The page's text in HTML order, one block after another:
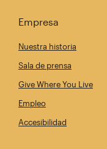
Empresa
Nuestra historia
Sala de prensa
Give Where You Live
Empleo
Accesibilidad